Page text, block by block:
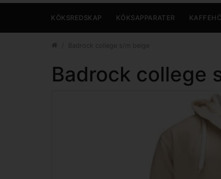
KÖKSREDSKAP KÖKSAPPARATER
Badrock college